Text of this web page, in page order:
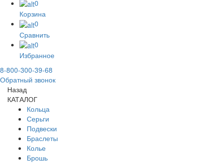
0
Корзина
0
Сравнить
0
Избранное
8-800-300-39-68
Обратный звонок
Назад
КАТАЛОГ
Кольца
Серьги
Подвески
Браслеты
Колье
Брошь